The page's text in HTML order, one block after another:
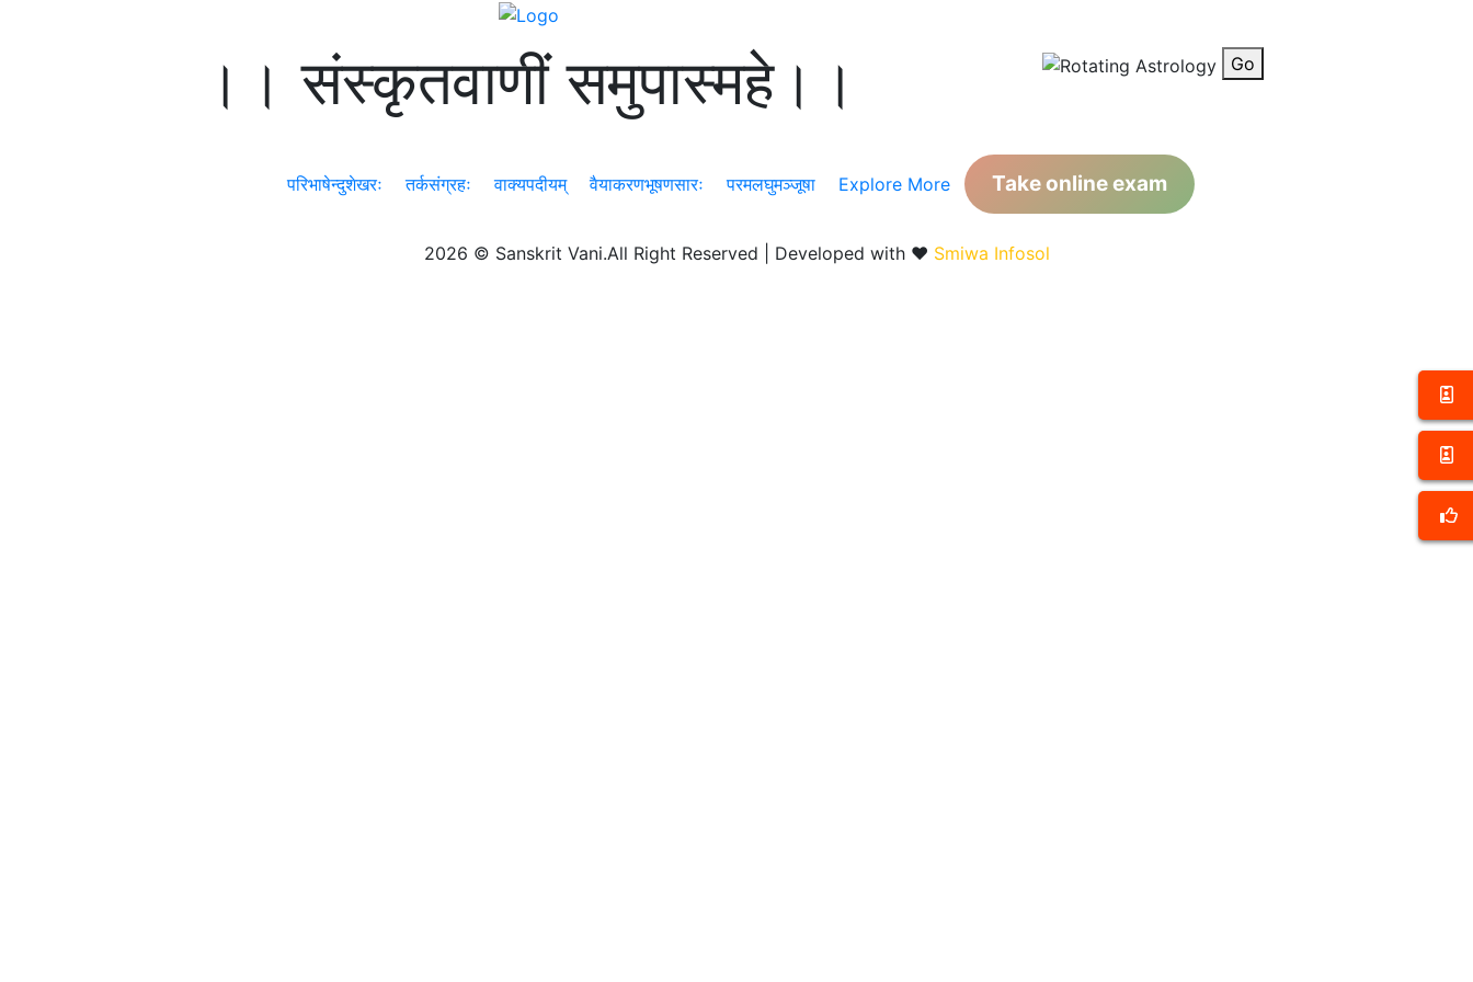
।। संस्कृतवाणीं समुपास्महे।। Go
परिभाषेन्दुशेखरः तर्कसंग्रहः वाक्यपदीयम् वैयाकरणभूषणसारः परमलघुमञ्जूषा Explore More Take online exam
2026 © Sanskrit Vani.All Right Reserved | Developed with ❤️ Smiwa Infosol